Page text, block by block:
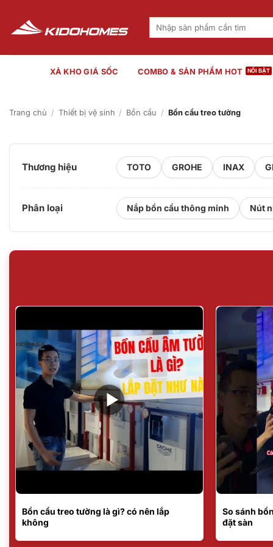
nội
dung
Tìm
XẢ KHO GIÁ SỐC COMBO & SẢN PHẨM HOT
Trang chủ / Thiết bị vệ sinh / Bồn cầu / Bồn cầu treo tường
Thương hiệu TOTO GROHE INAX
Phân loại Nắp bồn cầu thông minh Nút
Bồn cầu treo tường là gì? có nên lắp
không
So sánh
đặt sàn